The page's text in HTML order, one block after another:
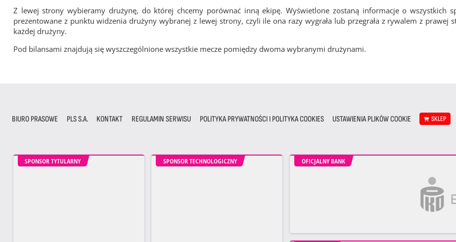
Z lewej strony wybieramy drużynę, do której chcemy porównać inną ekipę. Wyświetlone zostaną informacje o wszystkich
prezentowane z punktu widzenia drużyny wybranej z lewej strony, czyli ile ona razy wygrała lub przegrała z rywalem z
każdej drużyny.
Pod bilansami znajdują się wyszczególnione wszystkie mecze pomiędzy dwoma wybranymi drużynami.
BIURO PRASOWE PLS S.A. KONTAKT REGULAMIN SERWISU POLITYKA PRYWATNOŚCI I POLITYKA COOKIES USTAWIENIA PLIKÓW COOKIE SKLEP
SPONSOR TYTULARNY SPONSOR TECHNOLOGICZNY OFICJALNY BANK